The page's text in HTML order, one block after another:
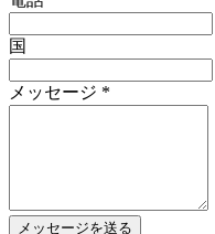
国
メッセージ *
メッセージを送る